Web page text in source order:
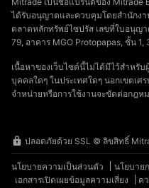
ได้รับอนุญาตและควบคุมโดยสำนักง
ตลาดหลักทรัพย์ไซปรัส เลขที่ใบอนุญ
79, อาคาร MGO Protopapas, ชั้น
เนื้อหาของเว็บไซต์นี้ไม่ได้มีไว้สำหรับ
บุคคลใดๆ ในประเทศใดๆ นอกเขตเศ
จำหน่ายหรือการใช้งานจะขัดต่อกฎห
ปลอดภัยด้วย SSL © ลิขสิทธิ์
นโยบายความเป็นส่วนตัว
นโยบาย
เอกสารเปิดเผยข้อมูลความเสี่ยง
ค